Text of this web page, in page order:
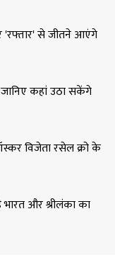
'रफ्तार' से जीतने आएंगे
कहां उठा सकेंगे
विजेता रसेल क्रो के
और श्रीलंका का